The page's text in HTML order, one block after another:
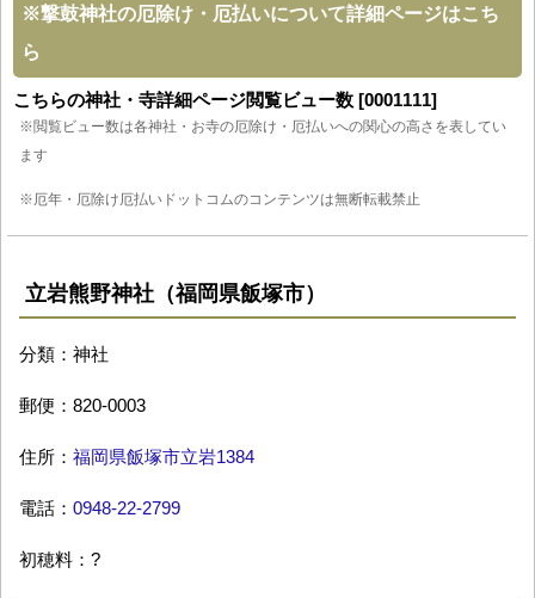
※撃鼓神社の厄除け・厄払いについて詳細ページはこち
ら
こちらの神社・寺詳細ページ閲覧ビュー数 [0001111]
※閲覧ビュー数は各神社・お寺の厄除け・厄払いへの関心の高さを表してい
ます
※厄年・厄除け厄払いドットコムのコンテンツは無断転載禁止
立岩熊野神社（福岡県飯塚市）
分類：神社
郵便：820-0003
住所： 福岡県飯塚市立岩1384
電話： 0948-22-2799
初穂料：?